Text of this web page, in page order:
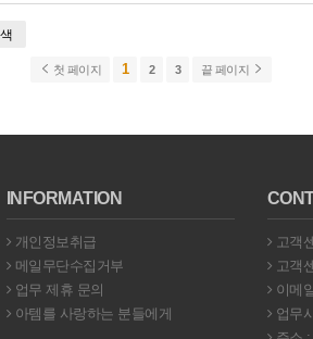
첫 페이지 1 2 3 끝 페이지
INFORMATION
개인정보취급
메일무단수집거부
업무 제휴 문의
아템를 사랑하는 분들에게
고객
고객
이메
업무